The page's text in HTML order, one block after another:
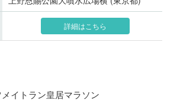
詳細はこちら
イトラン皇居マラソン